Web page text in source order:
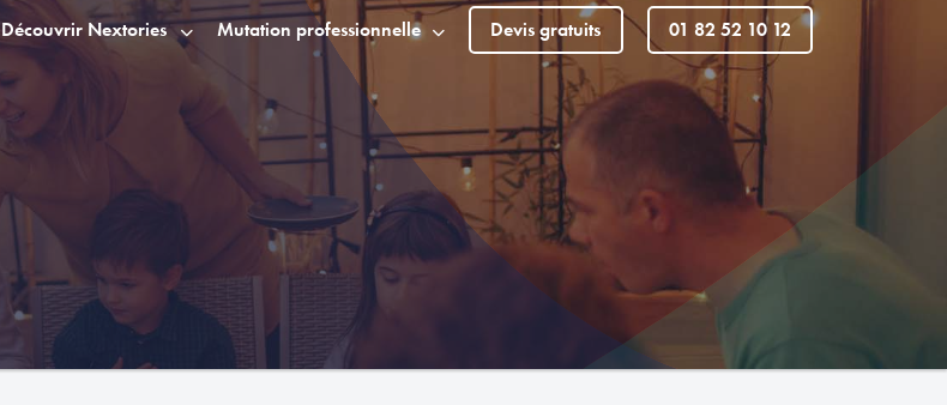
Découvrir Nextories Mutation professionnelle Devis gratuits 01 82 52 10 12